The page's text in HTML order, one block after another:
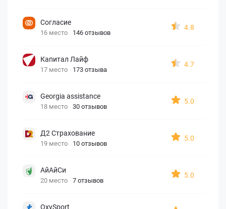
Согласие
16 место 146 отзывов
4.8
Капитал Лайф
17 место 173 отзыва
4.7
Georgia assistance
18 место 30 отзывов
5.0
Д2 Страхование
19 место 10 отзывов
5.0
АйАйСи
20 место 7 отзывов
5.0
OxySport